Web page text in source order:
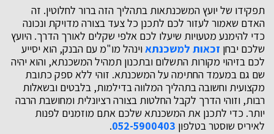
תפקידו של יועץ המשכנתאות בתהליך הזה ברור לחלוטין. זה
האדם שאמור לעזור לכם לתכנן כל צעד בצורה מדויקת ונכונה
כדי להימנע מטעויות שיעלו לכם אלפי שקלים לאורך הדרך. היועץ
שלכם יבחן זכאות למשכנתאוינהל מו"מ עם הבנק, הוא יסייע
לכם בזיהוי מקורות התשלום ובתכנון תמהיל המשכנתא, והוא יהיה
שם גם במעמד החתימה על המשכנתא. זוהי ללא ספק כתובת
מקצועית וחשובה בתהליך המלווה בדילמות, בלבטים ובשאלות
רבות, וזוהי הדרך לקבל החלטות בצורה רציונלית ומחושבת הרבה
יותר. כדי לתכנן את המשכנתא שלכם אתם מוזמנים לפנות
לאיריס שוסטר בטלפון 052-5900403
.